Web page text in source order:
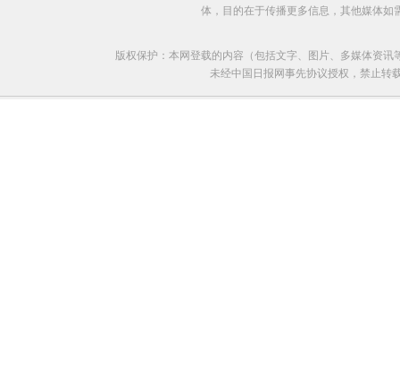
体，目的在于传播更多信息，其他媒体
版权保护：本网登载的内容（包括文字、图片、多媒体资
未经中国日报网事先协议授权，禁止转